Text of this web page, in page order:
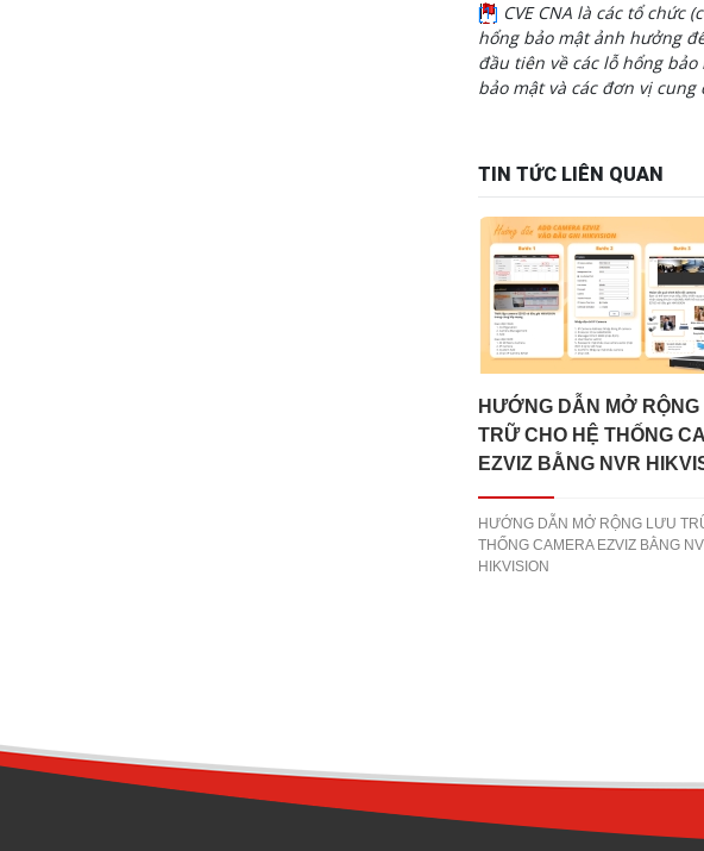
[1] CVE CNA là các tổ
hổng bảo mật ảnh hưởng
đầu tiên về các lỗ hổng bảo
bảo mật và các đơn vị
TIN TỨC LIÊN QUAN
HƯỚNG DẪN MỞ
TRỮ CHO HỆ THỐNG
EZVIZ BẰNG NVR
HƯỚNG DẪN MỞ RỘNG LƯU
THỐNG CAMERA EZVIZ BẰNG
HIKVISION